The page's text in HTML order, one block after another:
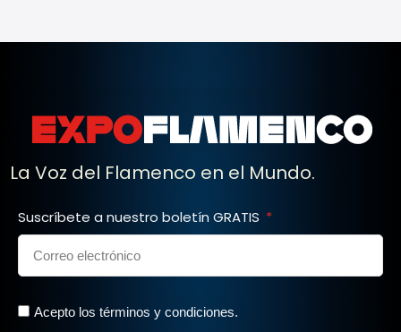
La Voz del Flamenco en el Mundo.
Suscríbete a nuestro boletín GRATIS
Acepto los términos y condiciones.